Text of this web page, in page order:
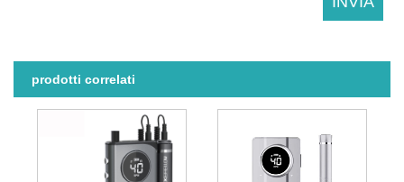
prodotti correlati